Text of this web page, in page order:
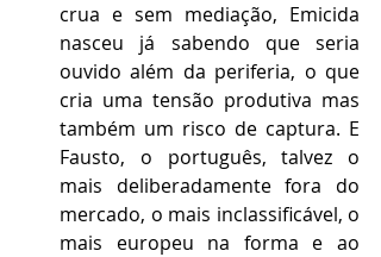
crua e sem mediação, Emicida
nasceu já sabendo que seria
ouvido além da periferia, o que
cria uma tensão produtiva mas
também um risco de captura. E
Fausto, o português, talvez o
mais deliberadamente fora do
mercado, o mais inclassificável, o
mais europeu na forma e ao